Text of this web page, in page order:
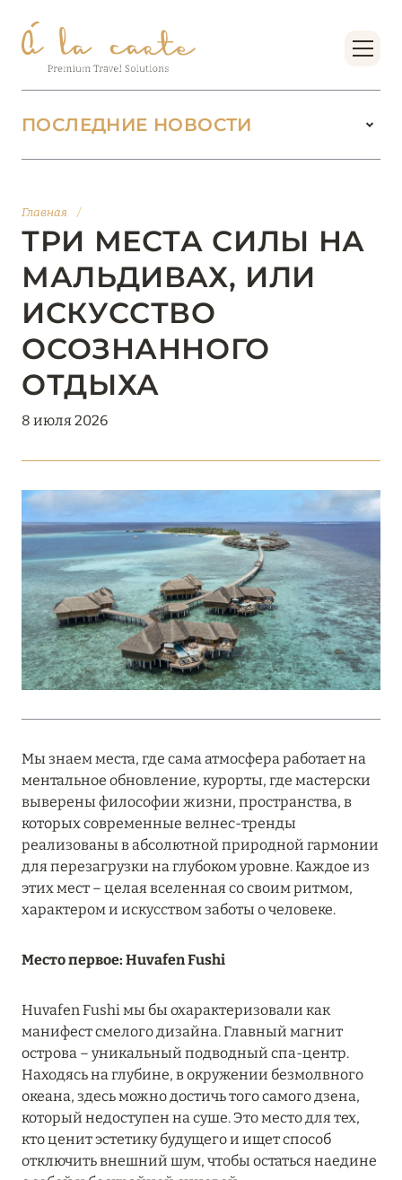
Главная /
ТРИ МЕСТА СИЛЫ НА
МАЛЬДИВАХ, ИЛИ
ИСКУССТВО
ОСОЗНАННОГО
ОТДЫХА
8 июля 2026
ПОСЛЕДНИЕ НОВОСТИ
БУТИК-КУРОРТЫ МАЛЬДИВСКИХ ОСТРОВОВ
01 июня 2026
JUMEIRAH OLHAHALI ISLAND MALDIVES: ВАШ
ОАЗИС ТЕПЛА И ИЗЫСКАННОСТИ
THE ST. REGIS MALDIVES VOMMULI:
МАНИФЕСТ ЭСТЕТИКИ В САМОМ СЕРДЦЕ
Подробнее
27 апреля 2026
ПОЛНАЯ ПЕРЕЗАГРУЗКА: JUMEIRAH BALI,
ПРЯМОЙ ПЕРЕЛЁТ
20 марта 2026
MARCH GRAND ESCAPE: ПРЕДЛОЖЕНИЕ ОТ Á
LA CARTE PREMIUM ПО ОТЕЛЮ WALDORF
ASTORIA MALDIVES ITHAAFUSHI, МАЛЬДИВЫ
Подробнее
12 ноября 2025
NOVEMBER
Подробнее
13 мая 2025
ЗАБРОНИРУЙТЕ FOUR SEASONS RESORT
DUBAI AT JUMEIRAH BEACH ПО ЛУЧШИМ
Мы знаем места, где сама атмосфера работает на
ментальное обновление, курорты, где мастерски
выверены философии жизни, пространства, в
которых современные велнес-тренды
реализованы в абсолютной природной гармонии
для перезагрузки на глубоком уровне. Каждое из
этих мест – целая вселенная со своим ритмом,
характером и искусством заботы о человеке.
Место первое: Huvafen Fushi
Huvafen Fushi мы бы охарактеризовали как
манифест смелого дизайна. Главный магнит
острова – уникальный подводный спа-центр.
Находясь на глубине, в окружении безмолвного
океана, здесь можно достичь того самого дзена,
который недоступен на суше. Это место для тех,
кто ценит эстетику будущего и ищет способ
отключить внешний шум, чтобы остаться наедине